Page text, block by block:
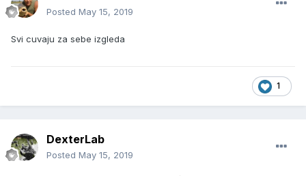
Posted May 15, 2019
Svi cuvaju za sebe izgleda
1
DexterLab
Posted May 15, 2019